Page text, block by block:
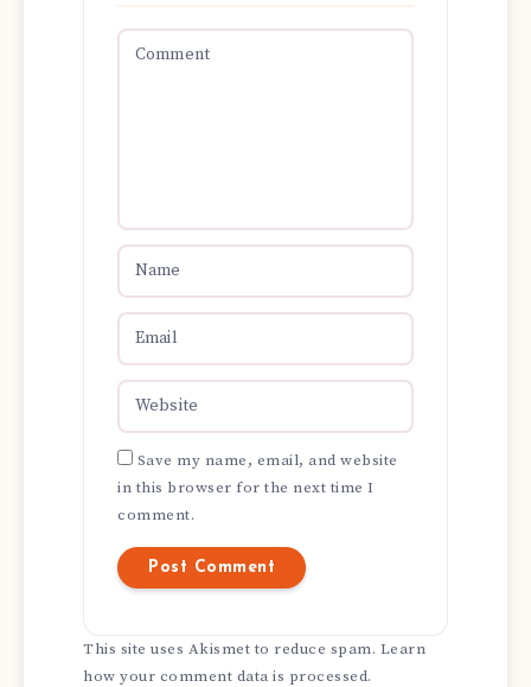
Save my name, email, and website
in this browser for the next time I
comment.
This site uses Akismet to reduce spam. Learn
how your comment data is processed.